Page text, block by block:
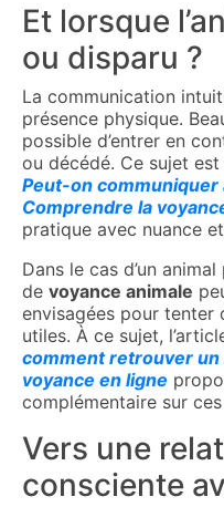
Et lorsque
ou disparu ?
La communication
présence physique.
possible d’entrer en
ou décédé. Ce sujet
Peut-on communiquer
Comprendre la
pratique avec nuance
Dans le cas d’un
de voyance animale
envisagées pour tenter
utiles. À ce sujet,
comment retrouver un
voyance en ligne
complémentaire sur
Vers une
consciente